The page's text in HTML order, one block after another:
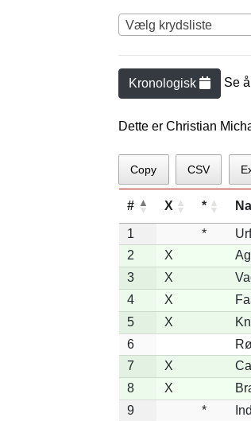
Vælg krydsliste
Kronologisk Se
Dette er Christian
Copy CSV
# X *
1 *
2
X
3
X
4
X
5
X
6
7
X
8
X
9
*